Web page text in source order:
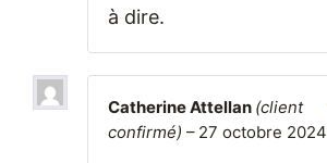
à dire.
Catherine Attellan (client
confirmé) – 27 octobre 2024